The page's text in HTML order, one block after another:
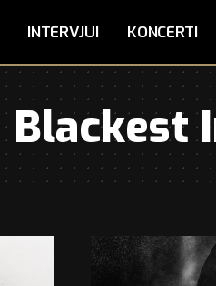
INTERVJUI KONCERTI
Blackest